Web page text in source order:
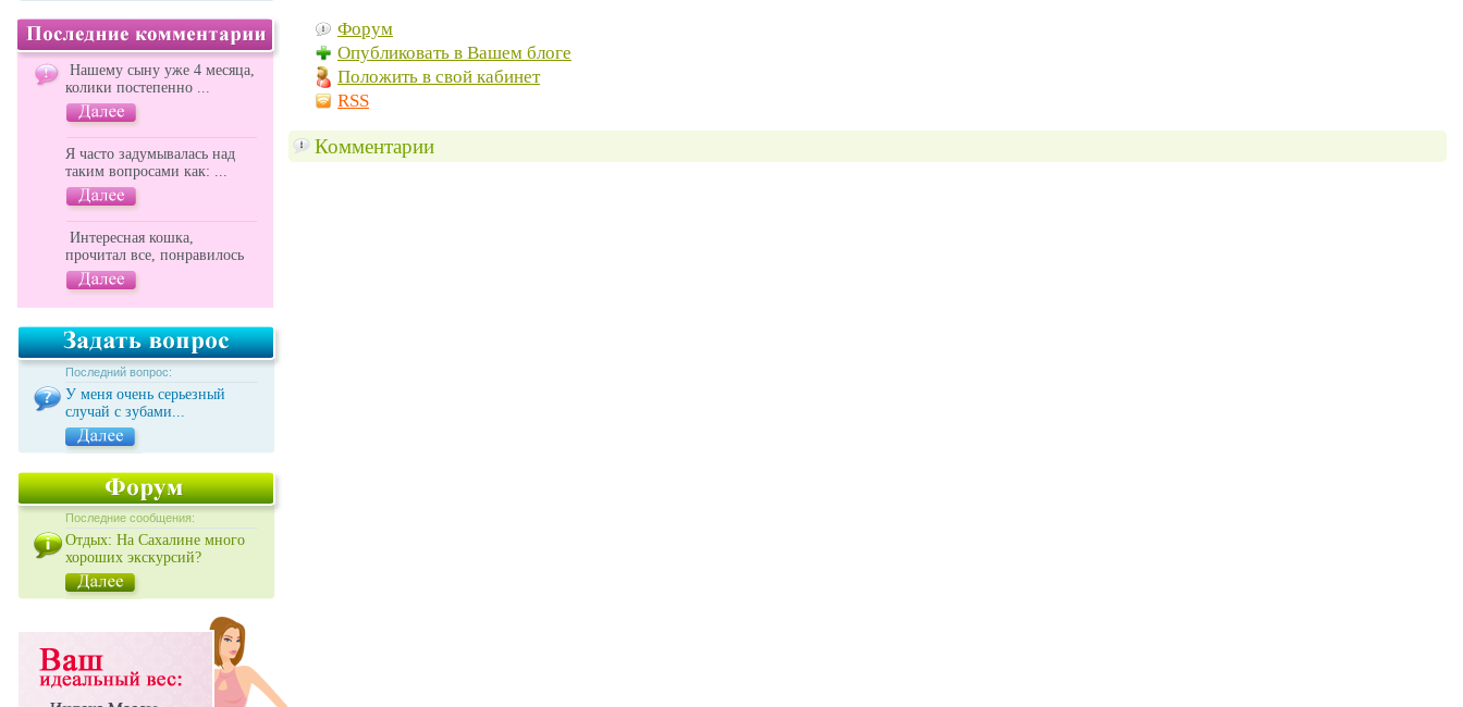
Нашему сыну уже 4 месяца,
колики постепенно ...
Я часто задумывалась над
таким вопросами как: ...
Интересная кошка,
прочитал все, понравилось
Последний вопрос:
У меня очень серьезный
случай с зубами...
Последние сообщения:
Отдых: На Сахалине много
хороших экскурсий?
Форум
Опубликовать в Вашем блоге
Положить в свой кабинет
RSS
Комментарии